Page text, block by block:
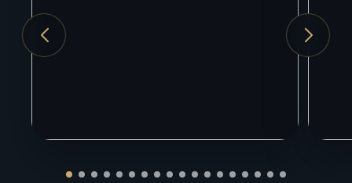
Красная Поляна
ЖД вокзал Адлер